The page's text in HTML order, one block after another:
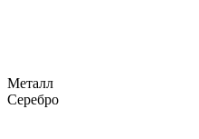
Металл
Серебро